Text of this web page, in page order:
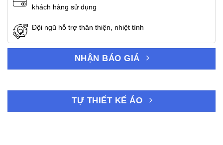
khách hàng sử dụng
Đội ngũ hỗ trợ thân thiện, nhiệt tình
NHẬN BÁO GIÁ
TỰ THIẾT KẾ ÁO